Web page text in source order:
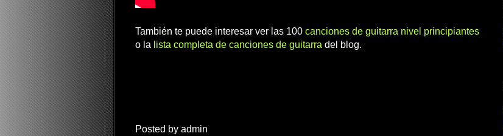
También te puede interesar ver las 100 canciones de guitarra nivel principiantes
o la lista completa de canciones de guitarra del blog.
Posted by admin